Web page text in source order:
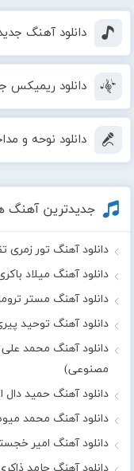
دانلود آهنگ
دانلود ریمیکس
دانلود نوحه و
جدیدترین آهنگ
دانلود آهنگ تور زمری
دانلود آهنگ میلاد
دانلود آهنگ مستر
دانلود آهنگ توحید
دانلود آهنگ محمد
مصنوعی)
دانلود آهنگ حمید دال
دانلود آهنگ محمد
دانلود آهنگ امیر